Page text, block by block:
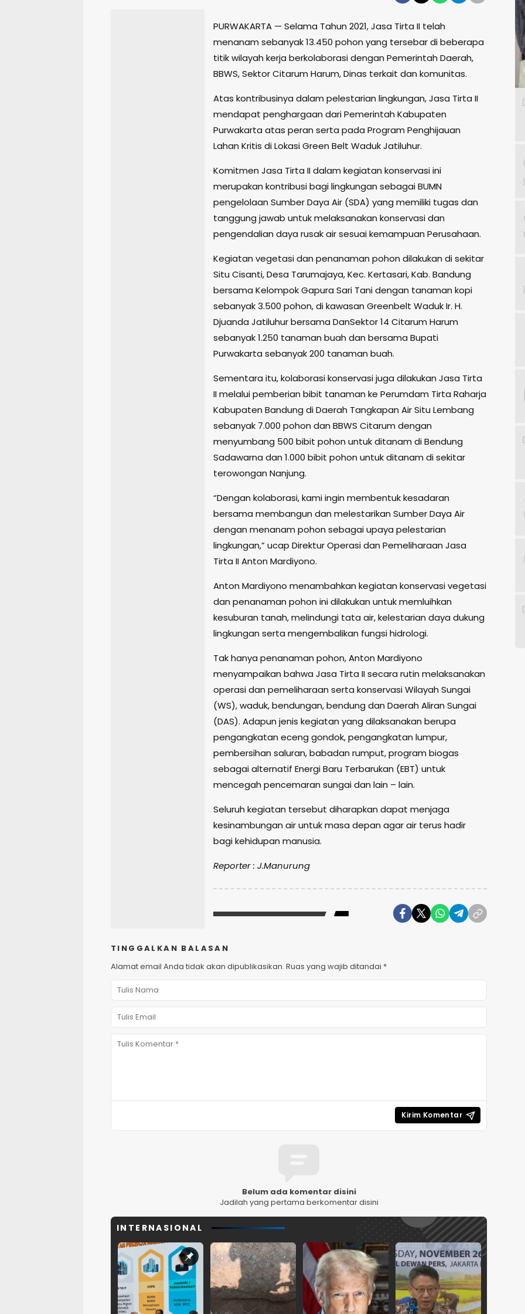
PURWAKARTA — Selama Tahun 2021, Jasa Tirta II telah
menanam sebanyak 13.450 pohon yang tersebar di beberapa
titik wilayah kerja berkolaborasi dengan Pemerintah Daerah,
BBWS, Sektor Citarum Harum, Dinas terkait dan komunitas.
Atas kontribusinya dalam pelestarian lingkungan, Jasa Tirta II
mendapat penghargaan dari Pemerintah Kabupaten
Purwakarta atas peran serta pada Program Penghijauan
Lahan Kritis di Lokasi Green Belt Waduk Jatiluhur.
Komitmen Jasa Tirta II dalam kegiatan konservasi ini
merupakan kontribusi bagi lingkungan sebagai BUMN
pengelolaan Sumber Daya Air (SDA) yang memiliki tugas dan
tanggung jawab untuk melaksanakan konservasi dan
pengendalian daya rusak air sesuai kemampuan Perusahaan.
Kegiatan vegetasi dan penanaman pohon dilakukan di sekitar
Situ Cisanti, Desa Tarumajaya, Kec. Kertasari, Kab. Bandung
bersama Kelompok Gapura Sari Tani dengan tanaman kopi
sebanyak 3.500 pohon, di kawasan Greenbelt Waduk Ir. H.
Djuanda Jatiluhur bersama DanSektor 14 Citarum Harum
sebanyak 1.250 tanaman buah dan bersama Bupati
Purwakarta sebanyak 200 tanaman buah.
Sementara itu, kolaborasi konservasi juga dilakukan Jasa Tirta
II melalui pemberian bibit tanaman ke Perumdam Tirta Raharja
Kabupaten Bandung di Daerah Tangkapan Air Situ Lembang
sebanyak 7.000 pohon dan BBWS Citarum dengan
menyumbang 500 bibit pohon untuk ditanam di Bendung
Sadawarna dan 1.000 bibit pohon untuk ditanam di sekitar
terowongan Nanjung.
“Dengan kolaborasi, kami ingin membentuk kesadaran
bersama membangun dan melestarikan Sumber Daya Air
dengan menanam pohon sebagai upaya pelestarian
lingkungan,” ucap Direktur Operasi dan Pemeliharaan Jasa
Tirta II Anton Mardiyono.
Anton Mardiyono menambahkan kegiatan konservasi vegetasi
dan penanaman pohon ini dilakukan untuk memluihkan
kesuburan tanah, melindungi tata air, kelestarian daya dukung
lingkungan serta mengembalikan fungsi hidrologi.
Tak hanya penanaman pohon, Anton Mardiyono
menyampaikan bahwa Jasa Tirta II secara rutin melaksanakan
operasi dan pemeliharaan serta konservasi Wilayah Sungai
(WS), waduk, bendungan, bendung dan Daerah Aliran Sungai
(DAS). Adapun jenis kegiatan yang dilaksanakan berupa
pengangkatan eceng gondok, pengangkatan lumpur,
pembersihan saluran, babadan rumput, program biogas
sebagai alternatif Energi Baru Terbarukan (EBT) untuk
mencegah pencemaran sungai dan lain – lain.
Seluruh kegiatan tersebut diharapkan dapat menjaga
kesinambungan air untuk masa depan agar air terus hadir
bagi kehidupan manusia.
Reporter : J.Manurung
TINGGALKAN BALASAN
Alamat email Anda tidak akan dipublikasikan. Ruas yang wajib ditandai *
Belum ada komentar disini
Jadilah yang pertama berkomentar disini
INTERNASIONAL